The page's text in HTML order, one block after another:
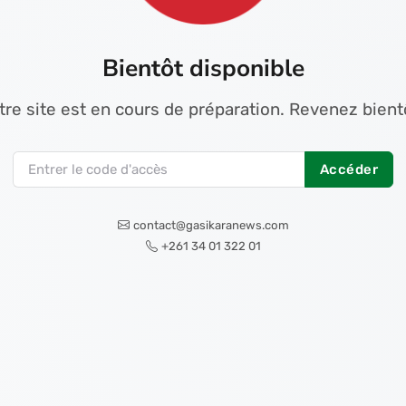
Bientôt disponible
site est en cours de préparation. Revenez
Accéder
contact@gasikaranews.com
+261 34 01 322 01